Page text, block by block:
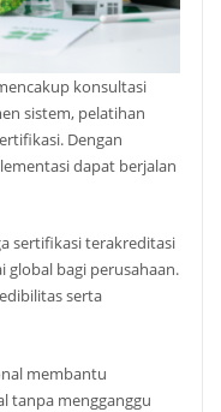
konsultasi
sistem, pelatihan
Dengan
dapat berjalan
sertifikasi terakreditasi
global bagi perusahaan.
serta
membantu
tanpa mengganggu